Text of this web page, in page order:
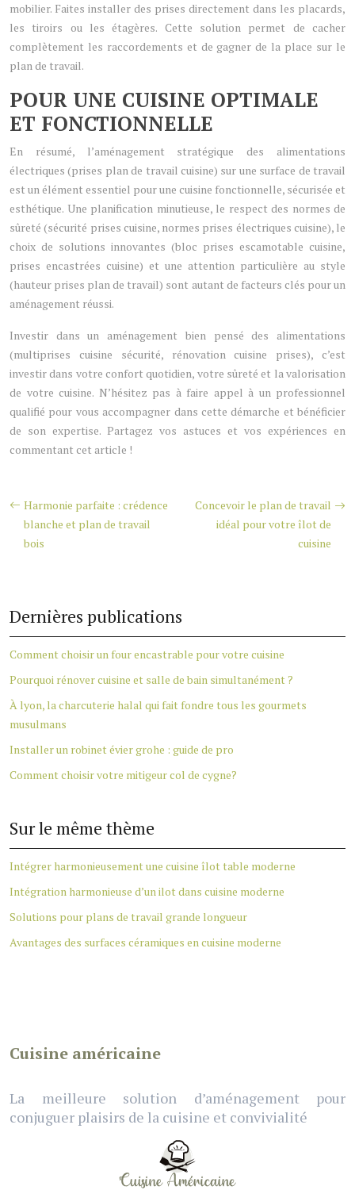
mobilier. Faites installer des prises directement dans les placards,
les tiroirs ou les étagères. Cette solution permet de cacher
complètement les raccordements et de gagner de la place sur le
plan de travail.
POUR UNE CUISINE OPTIMALE
ET FONCTIONNELLE
En résumé, l’aménagement stratégique des alimentations
électriques (prises plan de travail cuisine) sur une surface de travail
est un élément essentiel pour une cuisine fonctionnelle, sécurisée et
esthétique. Une planification minutieuse, le respect des normes de
sûreté (sécurité prises cuisine, normes prises électriques cuisine), le
choix de solutions innovantes (bloc prises escamotable cuisine,
prises encastrées cuisine) et une attention particulière au style
(hauteur prises plan de travail) sont autant de facteurs clés pour un
aménagement réussi.
Investir dans un aménagement bien pensé des alimentations
(multiprises cuisine sécurité, rénovation cuisine prises), c’est
investir dans votre confort quotidien, votre sûreté et la valorisation
de votre cuisine. N’hésitez pas à faire appel à un professionnel
qualifié pour vous accompagner dans cette démarche et bénéficier
de son expertise. Partagez vos astuces et vos expériences en
commentant cet article !
Harmonie parfaite : crédence
blanche et plan de travail
bois
Concevoir le plan de travail
idéal pour votre îlot de
cuisine
Dernières publications
Comment choisir un four encastrable pour votre cuisine
Pourquoi rénover cuisine et salle de bain simultanément ?
À lyon, la charcuterie halal qui fait fondre tous les gourmets
musulmans
Installer un robinet évier grohe : guide de pro
Comment choisir votre mitigeur col de cygne?
Sur le même thème
Intégrer harmonieusement une cuisine îlot table moderne
Intégration harmonieuse d’un ilot dans cuisine moderne
Solutions pour plans de travail grande longueur
Avantages des surfaces céramiques en cuisine moderne
Cuisine américaine
La meilleure solution d’aménagement pour
conjuguer plaisirs de la cuisine et convivialité